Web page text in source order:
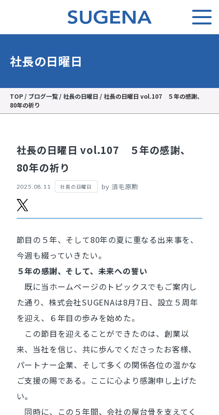
社長の日曜日
TOP / ブログ一覧/社長の日曜日 /社長の日曜日 vol.107 ５年の感謝、
80年の祈り
社長の日曜日 vol.107 ５年の感謝、
80年の祈り
2025.08.11 社長の日曜日 by 須毛原勲
節目の５年、そして80年の夏に重なる出来事を、
今週も綴っていきたい。
５年の感謝、そして、未来への誓い
既に当ホームページのトピックスでもご案内し
た通り、株式会社SUGENAは8月7日、設立５周年
を迎え、６年目の歩みを始めた。
この節目を迎えることができたのは、創業以
来、当社を信じ、共に歩んでくださったお客様、
パートナー企業、そして多くの関係各位の温かな
ご支援の賜である。ここに心より感謝申し上げた
い。
同時に、この５年間、会社の屋台骨を支えてく